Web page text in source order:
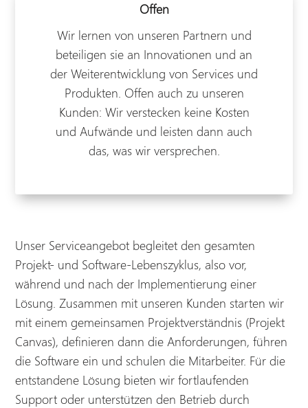
Offen
Wir lernen von unseren Partnern und
beteiligen sie an Innovationen und an
der Weiterentwicklung von Services und
Produkten. Offen auch zu unseren
Kunden: Wir verstecken keine Kosten
und Aufwände und leisten dann auch
das, was wir versprechen.
Unser Serviceangebot begleitet den gesamten
Projekt- und Software-Lebenszyklus, also vor,
während und nach der Implementierung einer
Lösung. Zusammen mit unseren Kunden starten wir
mit einem gemeinsamen Projektverständnis (Projekt
Canvas), definieren dann die Anforderungen, führen
die Software ein und schulen die Mitarbeiter. Für die
entstandene Lösung bieten wir fortlaufenden
Support oder unterstützen den Betrieb durch